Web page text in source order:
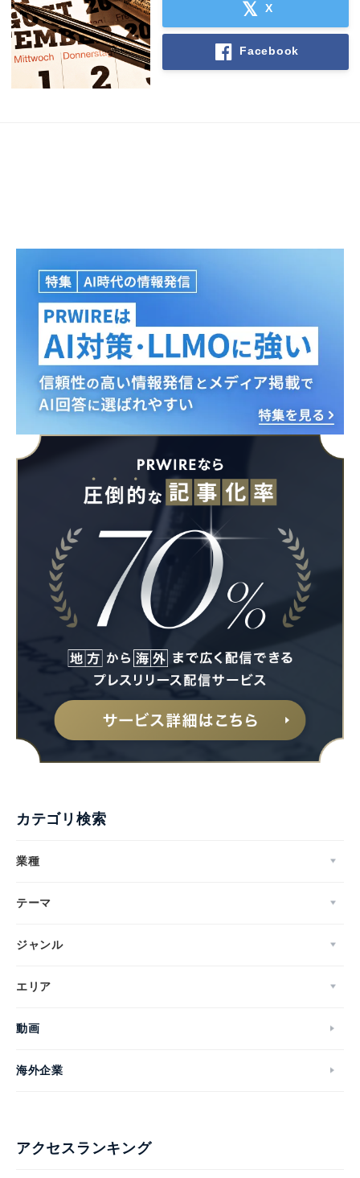
X
Facebook
カテゴリ検索
業種
テーマ
ジャンル
エリア
動画
海外企業
アクセスランキング